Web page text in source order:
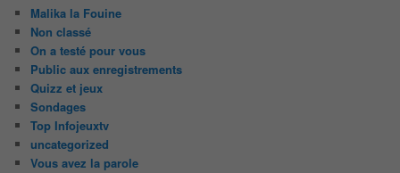
Malika la Fouine
Non classé
On a testé pour vous
Public aux enregistrements
Quizz et jeux
Sondages
Top Infojeuxtv
uncategorized
Vous avez la parole